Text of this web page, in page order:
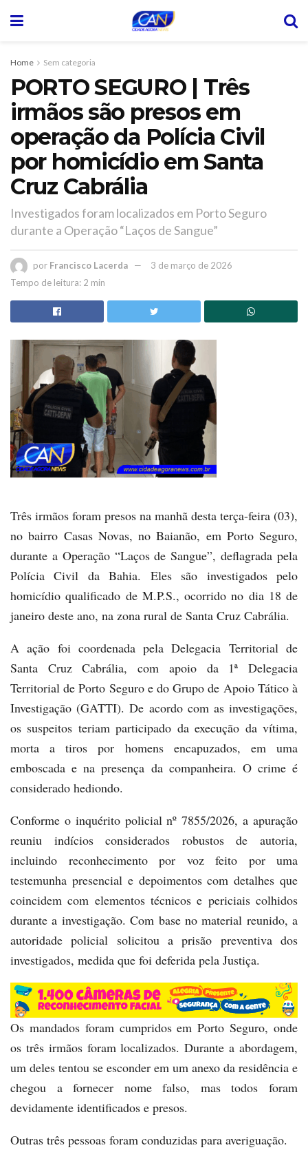
Home Sem categoria
PORTO SEGURO | Três
irmãos são presos em
operação da Polícia Civil
por homicídio em Santa
Cruz Cabrália
Investigados foram localizados em Porto Seguro
durante a Operação “Laços de Sangue”
por Francisco Lacerda
3 de março de 2026
Tempo de leitura: 2 min
Três irmãos foram presos na manhã desta terça-feira (03),
no bairro Casas Novas, no Baianão, em Porto Seguro,
durante a Operação “Laços de Sangue”, deflagrada pela
Polícia Civil da Bahia. Eles são investigados pelo
homicídio qualificado de M.P.S., ocorrido no dia 18 de
janeiro deste ano, na zona rural de Santa Cruz Cabrália.
A ação foi coordenada pela Delegacia Territorial de
Santa Cruz Cabrália, com apoio da 1ª Delegacia
Territorial de Porto Seguro e do Grupo de Apoio Tático à
Investigação (GATTI). De acordo com as investigações,
os suspeitos teriam participado da execução da vítima,
morta a tiros por homens encapuzados, em uma
emboscada e na presença da companheira. O crime é
considerado hediondo.
Conforme o inquérito policial nº 7855/2026, a apuração
reuniu indícios considerados robustos de autoria,
incluindo reconhecimento por voz feito por uma
testemunha presencial e depoimentos com detalhes que
coincidem com elementos técnicos e periciais colhidos
durante a investigação. Com base no material reunido, a
autoridade policial solicitou a prisão preventiva dos
investigados, medida que foi deferida pela Justiça.
Os mandados foram cumpridos em Porto Seguro, onde
os três irmãos foram localizados. Durante a abordagem,
um deles tentou se esconder em um anexo da residência e
chegou a fornecer nome falso, mas todos foram
devidamente identificados e presos.
Outras três pessoas foram conduzidas para averiguação.